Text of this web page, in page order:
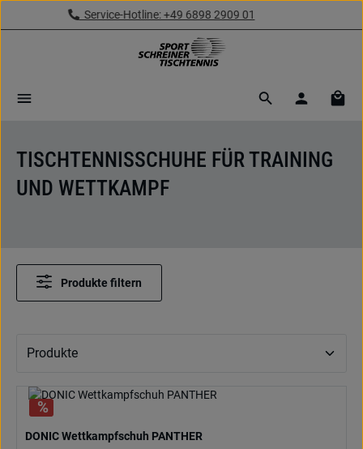
Zum Hauptinhalt springenKostenloser Versand ab 69,- € (Deutschland)
TISCHTENNISSCHUHE FÜR TRAINING
UND WETTKAMPF
Produkte filtern
DONIC Wettkampfschuh PANTHER